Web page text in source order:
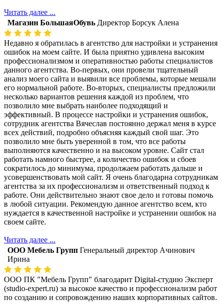
Читать далее ...
Магазин БольшаяОбувь Директор Борсук Алена
Недавно я обратилась в агентство для настройки и устранения
ошибок на моем сайте. И была приятно удивлена высоким
профессионализмом и оперативностью работы специалистов
данного агентства. Во-первых, они провели тщательный
анализ моего сайта и выявили все проблемы, которые мешали
его нормальной работе. Во-вторых, специалисты предложили
несколько вариантов решения каждой из проблем, что
позволило мне выбрать наиболее подходящий и
эффективный. В процессе настройки и устранения ошибок,
сотрудник агентства Вячеслав постоянно держал меня в курсе
всех действий, подробно объясняя каждый свой шаг. Это
позволило мне быть уверенной в том, что все работы
выполняются качественно и на высоком уровне. Сайт стал
работать намного быстрее, а количество ошибок и сбоев
сократилось до минимума, продолжаем работать дальше и
усовершенствовать мой сайт. Я очень благодарна сотрудникам
агентства за их профессионализм и ответственный подход к
работе. Они действительно знают свое дело и готовы помочь
в любой ситуации. Рекомендую данное агентство всем, кто
нуждается в качественной настройке и устранении ошибок на
своем сайте.
Читать далее ...
ООО Мебель Групп Генеральный директор Ачинович
Ирина
ООО ПК "Мебель Групп" благодарит Digital-студию Эксперт
(studio-expert.ru) за высокое качество и профессионализм работ
по созданию и сопровождению наших корпоративных сайтов.